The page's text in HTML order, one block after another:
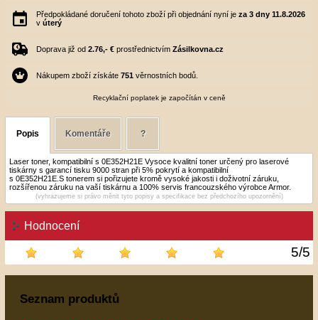
Hodnocení
5/5
Předpokládané doručení tohoto zboží při objednání nyní je za 3 dny 11.8.2026
v úterý
Doprava již od 2.76,- € prostřednictvím Zásilkovna.cz
Nákupem zboží získáte 751 věrnostních bodů.
Recyklační poplatek je započítán v ceně
Popis Komentáře ?
Laser toner, kompatibilní s 0E352H21E Vysoce kvalitní toner určený pro laserové
tiskárny s garancí tisku 9000 stran při 5% pokrytí a kompatibilní
s 0E352H21E.S tonerem si pořizujete kromě vysoké jakosti i doživotní záruku,
rozšířenou záruku na vaší tiskárnu a 100% servis francouzského výrobce Armor.
(vyhrazujeme si právo měnit tyto popisy a specifikace bez předchozího upozornění)
Seznam produktů